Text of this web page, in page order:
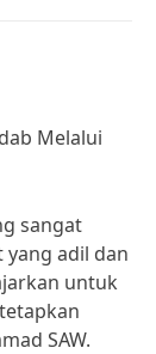
Melalui
sangat
adil dan
untuk
SAW.